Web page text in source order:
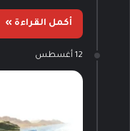
أكمل القراءة »
12 أغسطس